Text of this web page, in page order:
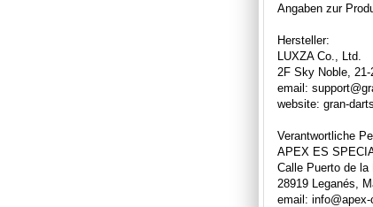
Angaben zur
Hersteller:
LUXZA Co., Ltd.
2F Sky Noble,
email:
website: gran-
Verantwortliche
APEX ES
Calle Puerto de la
28919 Leganés,
email: